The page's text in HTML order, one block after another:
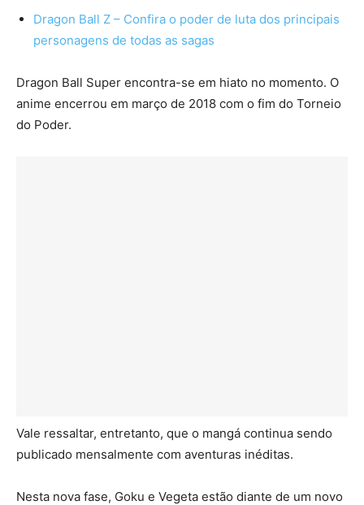
Dragon Ball Z – Confira o poder de luta dos principais
personagens de todas as sagas
Dragon Ball Super encontra-se em hiato no momento. O
anime encerrou em março de 2018 com o fim do Torneio
do Poder.
Vale ressaltar, entretanto, que o mangá continua sendo
publicado mensalmente com aventuras inéditas.
Nesta nova fase, Goku e Vegeta estão diante de um novo